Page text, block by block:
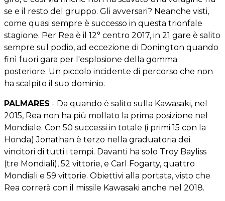
se e il resto del gruppo. Gli avversari? Neanche visti,
come quasi sempre è successo in questa trionfale
stagione. Per Rea è il 12° centro 2017, in 21 gare è salito
sempre sul podio, ad eccezione di Donington quando
finì fuori gara per l'esplosione della gomma
posteriore. Un piccolo incidente di percorso che non
ha scalpito il suo dominio.
PALMARES - Da quando è salito sulla Kawasaki, nel
2015, Rea non ha più mollato la prima posizione nel
Mondiale. Con 50 successi in totale (i primi 15 con la
Honda) Jonathan è terzo nella graduatoria dei
vincitori di tutti i tempi. Davanti ha solo Troy Bayliss
(tre Mondiali), 52 vittorie, e Carl Fogarty, quattro
Mondiali e 59 vittorie. Obiettivi alla portata, visto che
Rea correrà con il missile Kawasaki anche nel 2018.